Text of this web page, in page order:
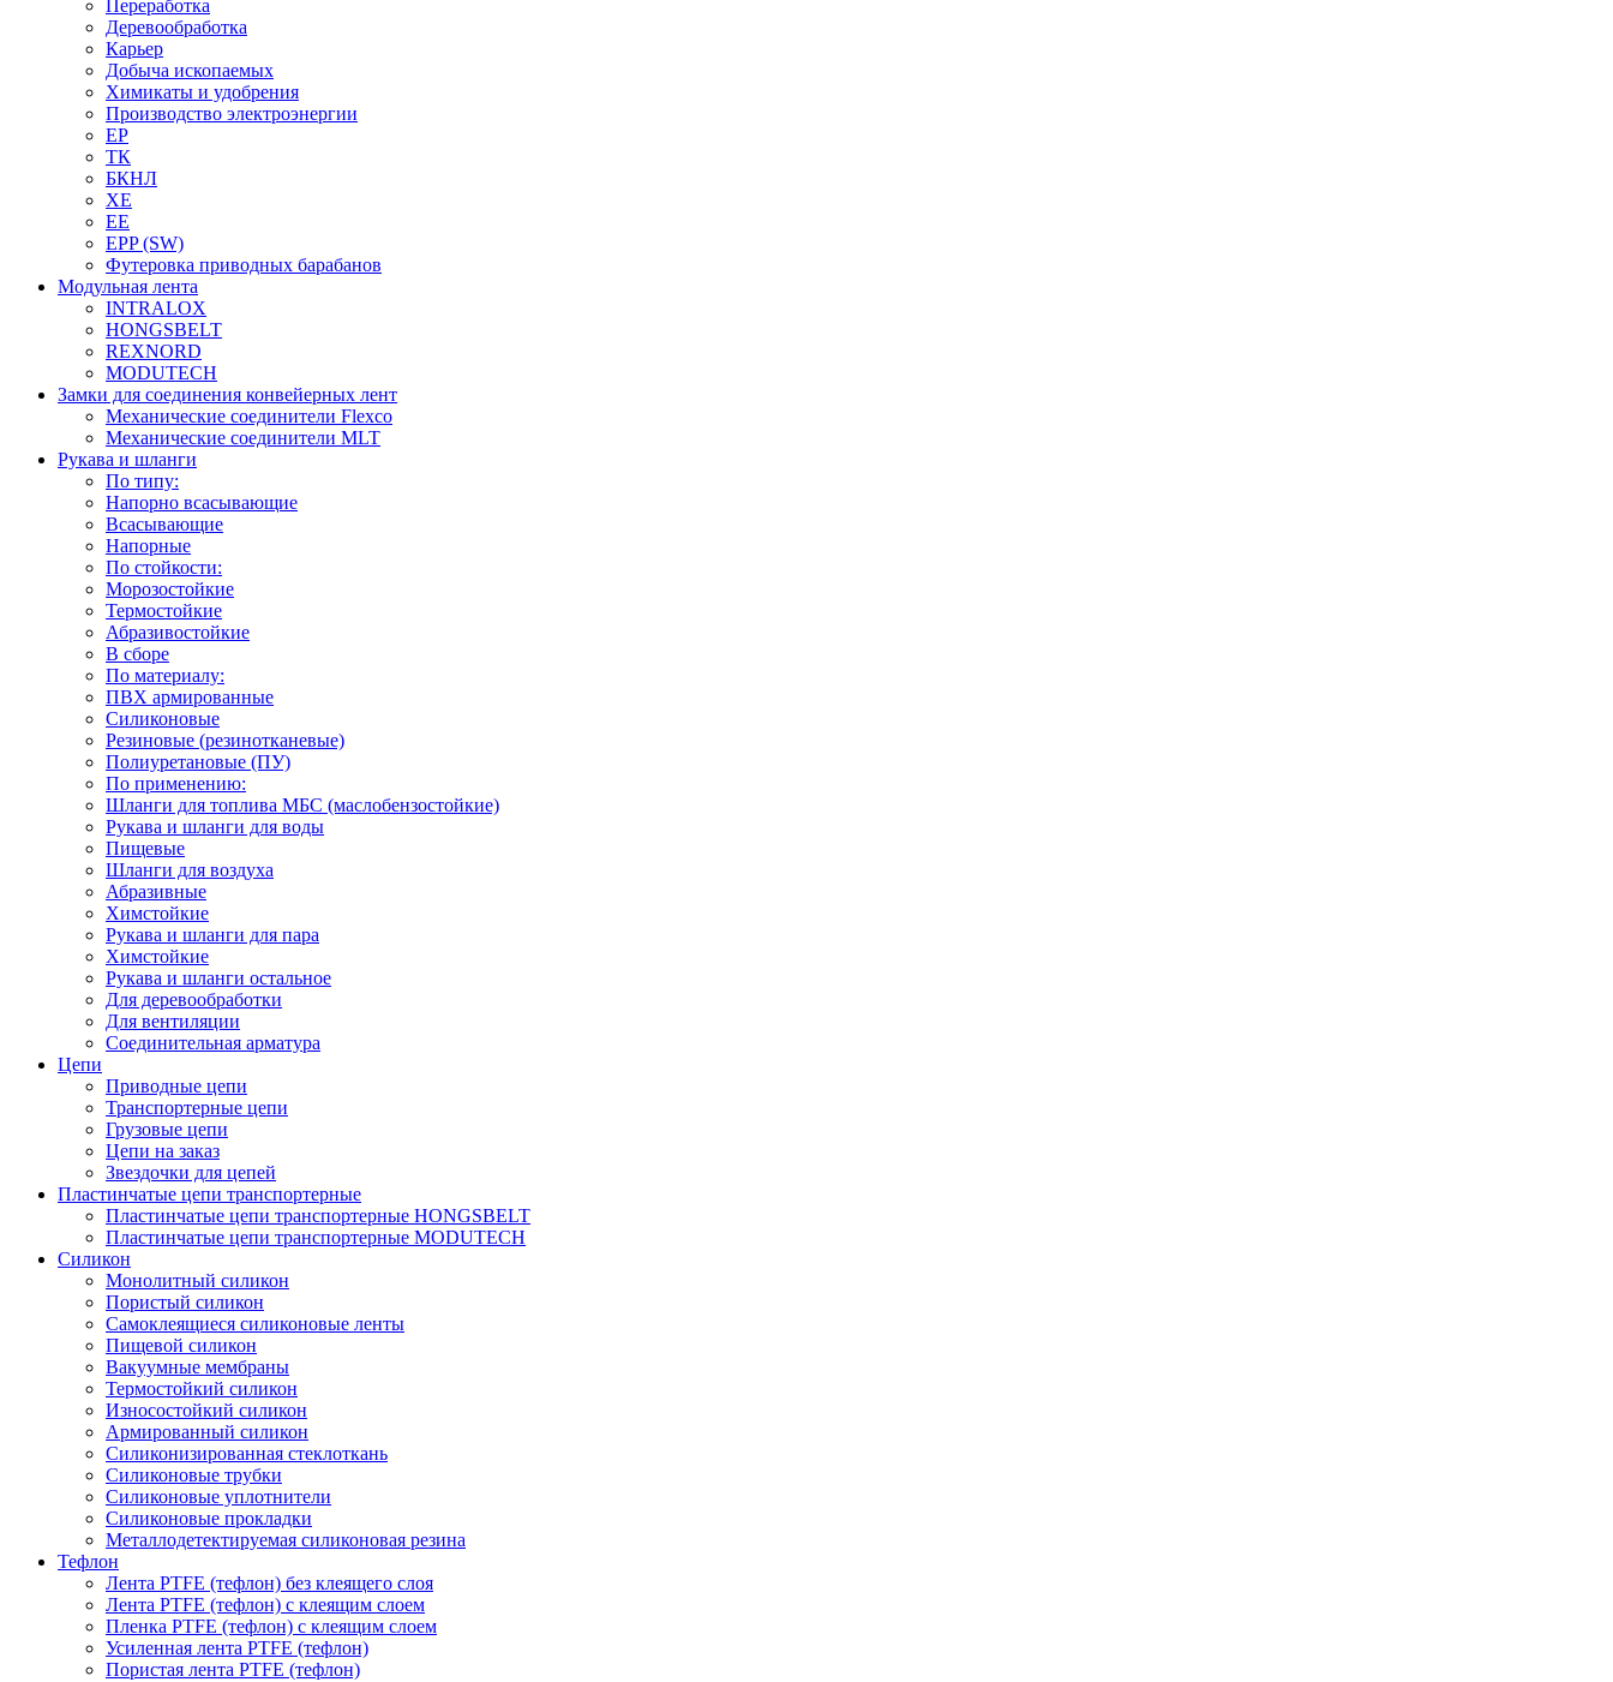
Переработка
Деревообработка
Карьер
Добыча ископаемых
Химикаты и удобрения
Производство электроэнергии
EP
ТК
БКНЛ
XE
EE
EPP (SW)
Футеровка приводных барабанов
Модульная лента
INTRALOX
HONGSBELT
REXNORD
MODUTECH
Замки для соединения конвейерных лент
Механические соединители Flexco
Механические соединители MLT
Рукава и шланги
По типу:
Напорно всасывающие
Всасывающие
Напорные
По стойкости:
Морозостойкие
Термостойкие
Абразивостойкие
В сборе
По материалу:
ПВХ армированные
Силиконовые
Резиновые (резинотканевые)
Полиуретановые (ПУ)
По применению:
Шланги для топлива МБС (маслобензостойкие)
Рукава и шланги для воды
Пищевые
Шланги для воздуха
Абразивные
Химстойкие
Рукава и шланги для пара
Химстойкие
Рукава и шланги остальное
Для деревообработки
Для вентиляции
Соединительная арматура
Цепи
Приводные цепи
Транспортерные цепи
Грузовые цепи
Цепи на заказ
Звездочки для цепей
Пластинчатые цепи транспортерные
Пластинчатые цепи транспортерные HONGSBELT
Пластинчатые цепи транспортерные MODUTECH
Силикон
Монолитный силикон
Пористый силикон
Самоклеящиеся силиконовые ленты
Пищевой силикон
Вакуумные мембраны
Термостойкий силикон
Износостойкий силикон
Армированный силикон
Силиконизированная стеклоткань
Силиконовые трубки
Силиконовые уплотнители
Силиконовые прокладки
Металлодетектируемая силиконовая резина
Тефлон
Лента PTFE (тефлон) без клеящего слоя
Лента PTFE (тефлон) с клеящим слоем
Пленка PTFE (тефлон) с клеящим слоем
Усиленная лента PTFE (тефлон)
Пористая лента PTFE (тефлон)